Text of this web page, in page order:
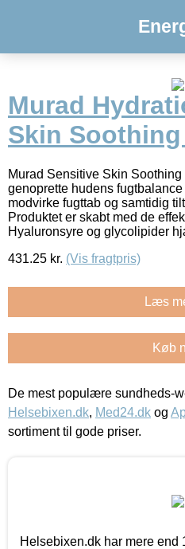
Murad
Skin
Murad Sensitive Skin
genoprette hudens
modvirke fugttab og samtidig
Produktet er skabt med de
Hyaluronsyre og glycolipider
431.25 kr. (Vis fragtpris)
Læs
Køb
De mest populære sundheds-
Helsebixen.dk, Med24.dk og
sortiment til gode priser.
Helsebixen.dk har mere end